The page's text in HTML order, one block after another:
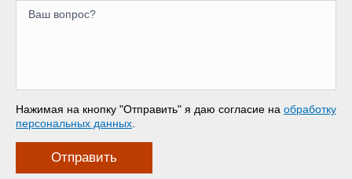
Нажимая на кнопку "Отправить" я даю согласие на обработку
персональных данных
Отправить